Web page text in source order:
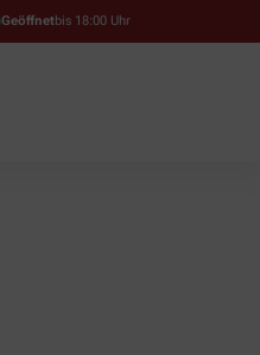
Geöffnetbis 18:00 Uhr